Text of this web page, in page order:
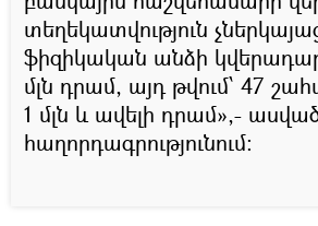
տեղեկատվություն
ֆիզիկական անձի
մլն դրամ, այդ թվում՝ 47
1 մլն և ավելի դրամ»,-
հաղորդագրությունում։